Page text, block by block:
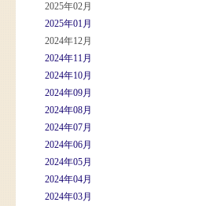
2025年02月
2025年01月
2024年12月
2024年11月
2024年10月
2024年09月
2024年08月
2024年07月
2024年06月
2024年05月
2024年04月
2024年03月